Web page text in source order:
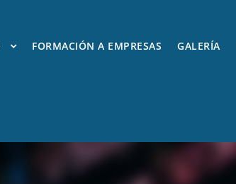
FORMACIÓN A EMPRESAS GALERÍA